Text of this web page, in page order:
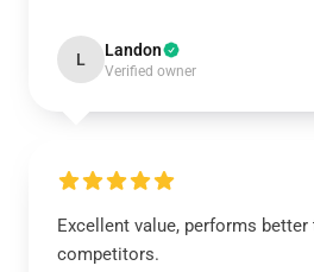
L Landon
Verified owner
Excellent value, performs
competitors.